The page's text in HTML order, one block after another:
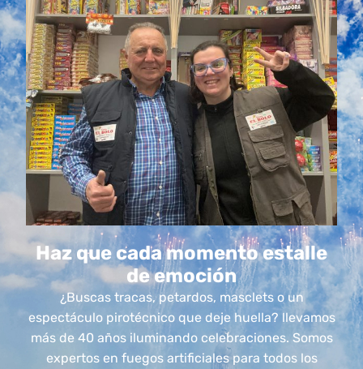
Haz que cada momento estalle
de emoción
¿Buscas tracas, petardos, masclets o un
espectáculo pirotécnico que deje huella? llevamos
más de 40 años iluminando celebraciones. Somos
expertos en fuegos artificiales para todos los